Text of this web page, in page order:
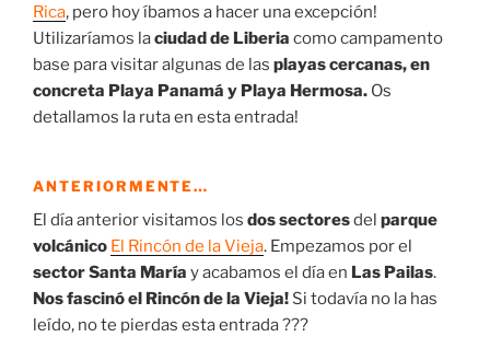
Rica, pero hoy íbamos a hacer una excepción!
Utilizaríamos laciudad de Liberia como campamento
base para visitar algunas de las playas cercanas, en
concreta Playa Panamá y Playa Hermosa. Os
detallamos la ruta en esta entrada!
ANTERIORMENTE…
El día anterior visitamos los dos sectoresdel parque
volcánico El Rincón de la Vieja. Empezamos por el
sector Santa María y acabamos el día en Las Pailas.
Nos fascinó el Rincón de la Vieja! Si todavía no la has
leído, no te pierdas esta entrada ???